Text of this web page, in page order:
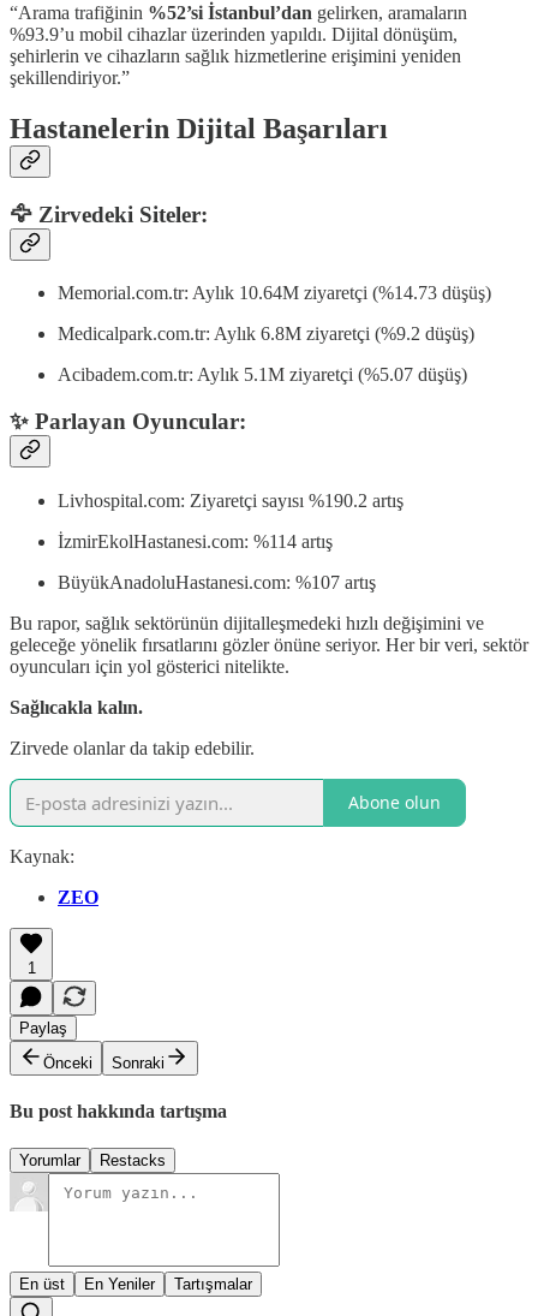
“Arama trafiğinin %52’si İstanbul’dan gelirken, aramaların
%93.9’u mobil cihazlar üzerinden yapıldı. Dijital dönüşüm,
şehirlerin ve cihazların sağlık hizmetlerine erişimini yeniden
şekillendiriyor.”
Hastanelerin Dijital Başarıları
🦅 Zirvedeki Siteler:
Memorial.com.tr: Aylık 10.64M ziyaretçi (%14.73 düşüş)
Medicalpark.com.tr: Aylık 6.8M ziyaretçi (%9.2 düşüş)
Acibadem.com.tr: Aylık 5.1M ziyaretçi (%5.07 düşüş)
✨ Parlayan Oyuncular:
Livhospital.com: Ziyaretçi sayısı %190.2 artış
İzmirEkolHastanesi.com: %114 artış
BüyükAnadoluHastanesi.com: %107 artış
Bu rapor, sağlık sektörünün dijitalleşmedeki hızlı değişimini ve
geleceğe yönelik fırsatlarını gözler önüne seriyor. Her bir veri, sektör
oyuncuları için yol gösterici nitelikte.
Sağlıcakla kalın.
Zirvede olanlar da takip edebilir.
Abone olun
Kaynak:
ZEO
1
Paylaş
Önceki
Sonraki
Bu post hakkında tartışma
Yorumlar Restacks
En üst En Yeniler Tartışmalar